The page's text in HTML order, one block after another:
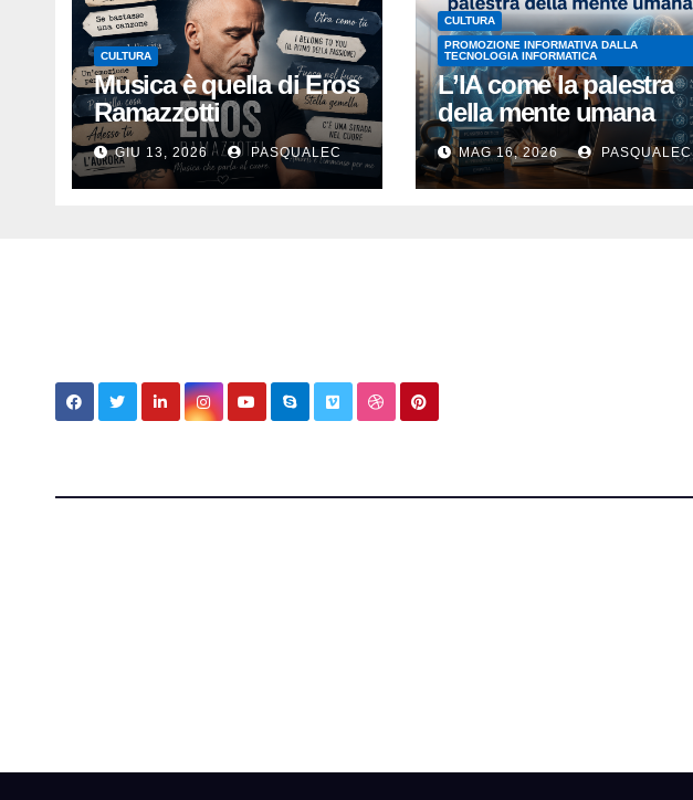
CULTURA
Musica è quella di Eros
Ramazzotti
GIU 13, 2026 PASQUALEC
CULTURA
PROMOZIONE INFORMATIVA DALLA
TECNOLOGIA INFORMATICA
L’IA come la palestra
della mente umana
MAG 16, 2026 PASQUALEC